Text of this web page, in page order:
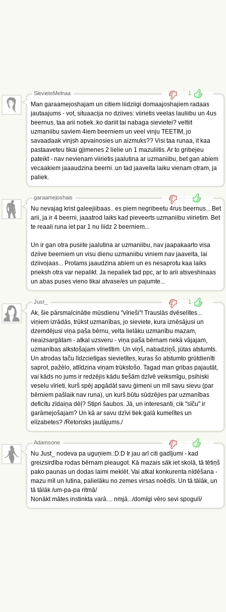
SievieteMelnaa 1
Man garaamejoshajam un citiem liidziigi domaajoshajiem radaas
jautaajums - vot, situaacija no dziives: viirietis veelas lauliibu un 4us
beernus, taa arii notiek..ko dariit tai nabaga sievietei? veltiit
uzmaniibu saviem 4iem beerniem un veel vinju TEETIM, jo
savaadaak vinjsh apvainosies un aizmuks?? Visi taa runaa, it kaa
pastaaveteu tikai gjimenes 2 lielie un 1 mazuliitis. Ar to gribejeu
pateikt - nav nevienam viirietis jaalutina ar uzmaniibu, bet gan abiem
vecaakiem jaaaudzina beerni..un tad jaavelta laiku vienam otram, ja
paliek.
garaamejoshais
Nu nevajag krist galeejiibaas.. es piem negribeetu 4rus beernus... Bet
arii, ja ir 4 beerni, jaaatrod laiks kad pieveerts uzmaniibu viirietim. Bet
te reaali runa iet par 1 nu liidz 2 beerniem...
Un ir gan otra pusiite jaalutina ar uzmaniibu, nav jaapakaarto visa
dziive beerniem un visu dienu uzmaniibu viniem nav jaavelta, lai
dziivojaas... Protams jaaudzina abiem un es nesaprotu kaa laiks
prieksh otra var nepalikt. Ja nepaliek tad ppc, ar to arii atsveshinaas
un abas puses vieno tikai atvase/es un pajumte...
Just_ 1
Ak, šie pārsmalcinātie mūsdienu "vīrieši"! Trauslās dvēselītes...
viņiem izrādās, trūkst uzmanības, jo sieviete, kura iznēsājusi un
dzemdējusi viņa paša bērnu, velta lielāku uzmanību mazam,
neaizsargātam - atkal uzsveru - viņa paša bērnam nekā vājajam,
uzmanības alkstošajam vīrietītim. Un viņš, nabadziņš, jūtas atstumts.
Un atrodas taču līdzcietīgas sievietītes, kuras šo atstumto grūtdienīti
saprot, pažēlo, atlīdzina viņam trūkstošo. Tagad man gribas pajautāt,
vai kāds no jums ir redzējis kādu tiešām dzīvē veiksmīgu, psihiski
veselu vīrieti, kurš spēj apgādāt savu ģimeni un mīl savu sievu (par
bērniem pašlaik nav runa), un kurš būtu sūdzējies par uzmanības
deficītu zīdaiņa dēļ? Stipri šaubos. Jā, un interesanti, cik "sīču" ir
garāmejošajam? Un kā ar savu dzīvi tiek galā kumelītes un
elīzabetes? /Retorisks jautājums./
Adamsone
Nu Just_ nodeva pa uguņiem.:D:D Ir jau arī citi gadījumi - kad
greizsirdība rodas bērnam pieaugot. Kā mazais sāk iet skolā, tā tētiņš
pako paunas un dodas laimi meklēt. Vai atkal konkurenta nīdēšana -
mazu mīl un lutina, palielāku no zemes virsas noēdīs. Un tā tālāk, un
tā tālāk /um-pa-pa ritmā/
Nonākt mātes instinkta varā.... nmjā.../domīgi vēro sevi spogulī/